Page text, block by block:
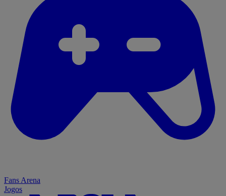
Fans Arena
Jogos